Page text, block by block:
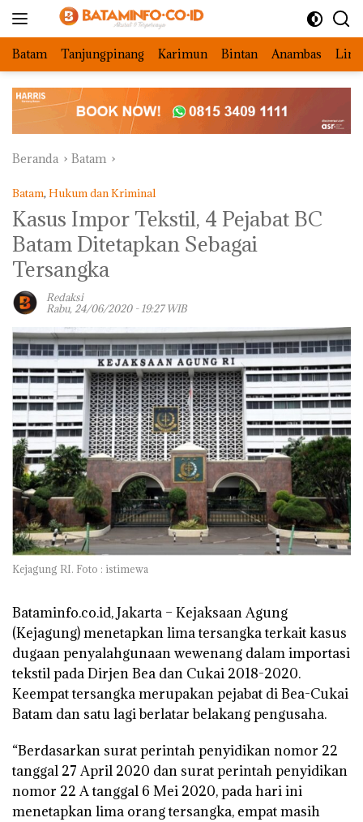
Batam Tanjungpinang Karimun Bintan Anambas
Beranda Batam
Batam, Hukum dan Kriminal
Kasus Impor Tekstil, 4 Pejabat BC
Batam Ditetapkan Sebagai
Tersangka
Redaksi
Rabu, 24/06/2020 - 19:27 WIB
Kejagung RI. Foto : istimewa
Bataminfo.co.id, Jakarta – Kejaksaan Agung
(Kejagung) menetapkan lima tersangka terkait kasus
dugaan penyalahgunaan wewenang dalam importasi
tekstil pada Dirjen Bea dan Cukai 2018-2020.
Keempat tersangka merupakan pejabat di Bea-Cukai
Batam dan satu lagi berlatar belakang pengusaha.
“Berdasarkan surat perintah penyidikan nomor 22
tanggal 27 April 2020 dan surat perintah penyidikan
nomor 22 A tanggal 6 Mei 2020, pada hari ini
menetapkan lima orang tersangka, empat masih